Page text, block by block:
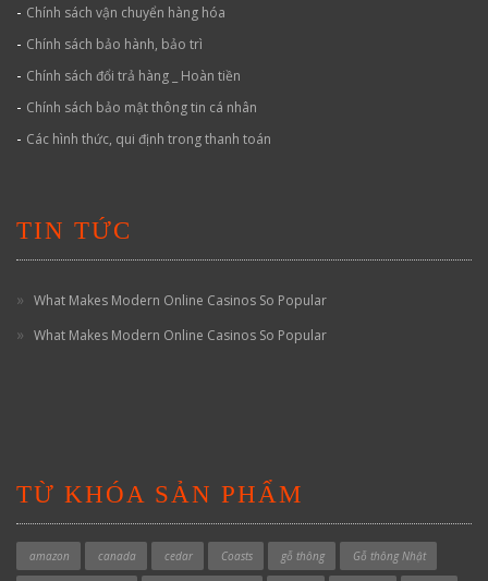
- Chính sách vận chuyển hàng hóa
- Chính sách bảo hành, bảo trì
- Chính sách đổi trả hàng _ Hoàn tiền
- Chính sách bảo mật thông tin cá nhân
- Các hình thức, qui định trong thanh toán
TIN TỨC
What Makes Modern Online Casinos So Popular
What Makes Modern Online Casinos So Popular
TỪ KHÓA SẢN PHẨM
amazon canada cedar Coasts gỗ thông Gỗ thông Nhật